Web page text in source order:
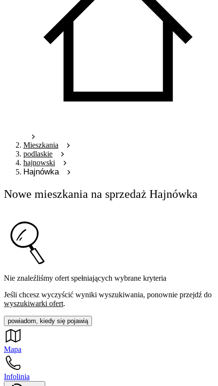
Mieszkania
podlaskie
hajnowski
Hajnówka
Nowe mieszkania na sprzedaż Hajnówka
Nie znaleźliśmy ofert spełniających wybrane kryteria
Jeśli chcesz wyczyścić wyniki wyszukiwania, ponownie przejdź do
wyszukiwarki ofert.
powiadom, kiedy się pojawią
Mapa
Infolinia